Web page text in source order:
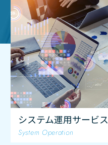
システム運用サービス
System Operation